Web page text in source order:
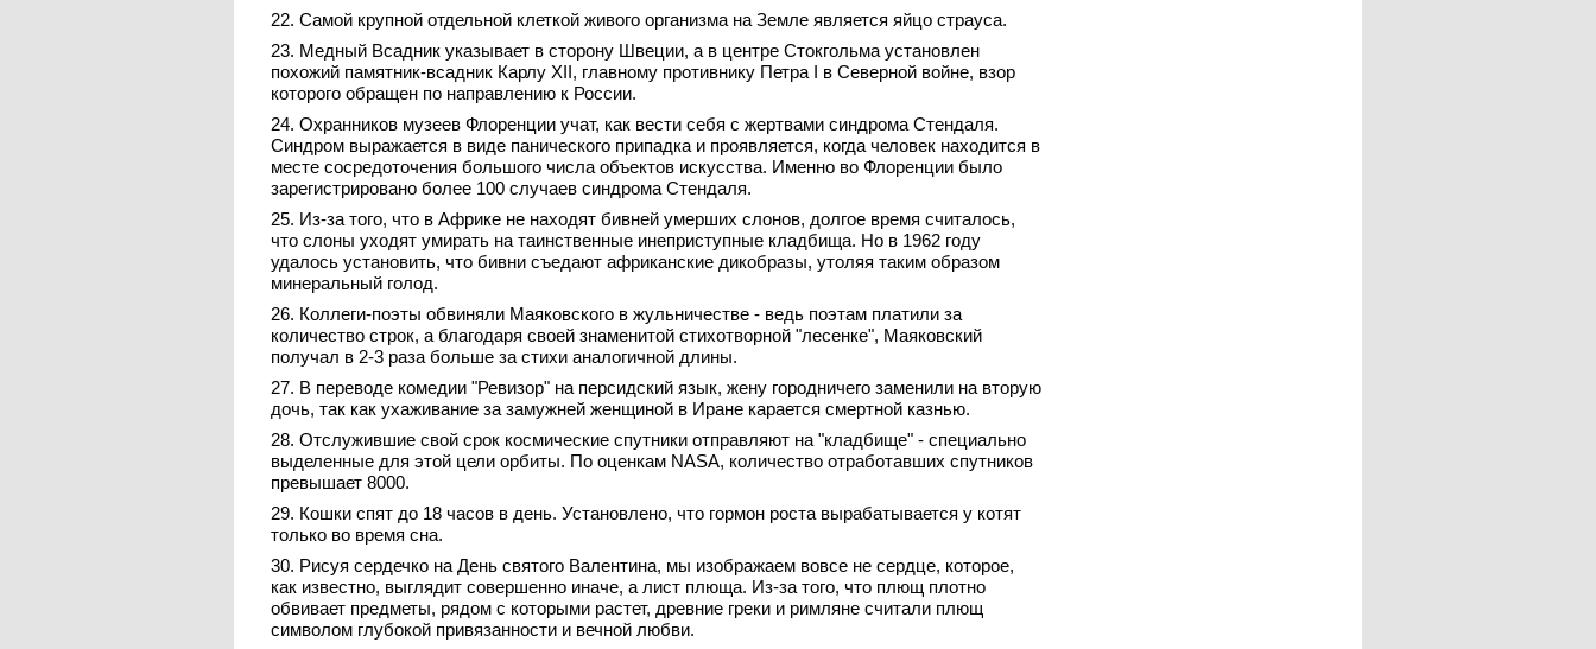
22. Самой крупной отдельной клеткой живого организма на Земле является яйцо страуса.
23. Медный Всадник указывает в сторону Швеции, а в центре Стокгольма установлен
похожий памятник-всадник Карлу XII, главному противнику Петра I в Северной войне, взор
которого обращен по направлению к России.
24. Охранников музеев Флоренции учат, как вести себя с жертвами синдрома Стендаля.
Синдром выражается в виде панического припадка и проявляется, когда человек находится в
месте сосредоточения большого числа объектов искусства. Именно во Флоренции было
зарегистрировано более 100 случаев синдрома Стендаля.
25. Из-за того, что в Африке не находят бивней умерших слонов, долгое время считалось,
что слоны уходят умирать на таинственные инеприступные кладбища. Но в 1962 году
удалось установить, что бивни съедают африканские дикобразы, утоляя таким образом
минеральный голод.
26. Коллеги-поэты обвиняли Маяковского в жульничестве - ведь поэтам платили за
количество строк, а благодаря своей знаменитой стихотворной "лесенке", Маяковский
получал в 2-3 раза больше за стихи аналогичной длины.
27. В переводе комедии "Ревизор" на персидский язык, жену городничего заменили на вторую
дочь, так как ухаживание за замужней женщиной в Иране карается смертной казнью.
28. Отслужившие свой срок космические спутники отправляют на "кладбище" - специально
выделенные для этой цели орбиты. По оценкам NASA, количество отработавших спутников
превышает 8000.
29. Кошки спят до 18 часов в день. Установлено, что гормон роста вырабатывается у котят
только во время сна.
30. Рисуя сердечко на День святого Валентина, мы изображаем вовсе не сердце, которое,
как известно, выглядит совершенно иначе, а лист плюща. Из-за того, что плющ плотно
обвивает предметы, рядом с которыми растет, древние греки и римляне считали плющ
символом глубокой привязанности и вечной любви.